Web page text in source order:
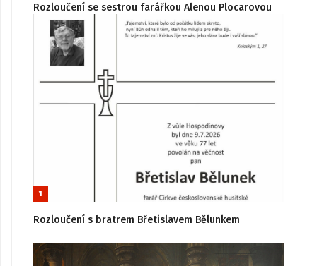
Rozloučení se sestrou farářkou Alenou Plocarovou
1
Rozloučení s bratrem Břetislavem Bělunkem